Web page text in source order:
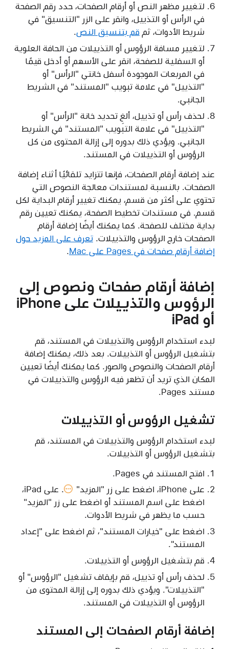
لتغيير مظهر النص أو أرقام الصفحات، حدد رقم الصفحة
في الرأس أو التذييل، وانقر على الزر "التنسيق" في
شريط الأدوات، ثم قم بتنسيق النص.
لتغيير مسافة الرؤوس أو التذييلات من الحافة العلوية
أو السفلية للصفحة، انقر على الأسهم أو أدخل قيمًا
في المربعات الموجودة أسفل خانتي "الرأس" أو
"التذييل" في علامة تبويب "المستند" في الشريط
الجانبي.
لحذف رأس أو تذييل، ألغِ تحديد خانة "الرأس" أو
"التذييل" في علامة التبويب "المستند" في الشريط
الجانبي. ويؤدي ذلك بدوره إلى إزالة المحتوى من كل
الرؤوس أو التذييلات في المستند.
عند إضافة أرقام الصفحات، فإنها تتزايد تلقائيًا أثناء إضافة
الصفحات. بالنسبة لمستندات معالجة النصوص التي
تحتوي على أكثر من قسم، يمكنك تغيير أرقام البداية لكل
قسم. في مستندات تخطيط الصفحة، يمكنك تعيين رقم
بداية مختلف للصفحة. كما يمكنك أيضًا إضافة أرقام
الصفحات خارج الرؤوس والتذييلات. تعرف على المزيد حول
إضافة أرقام صفحات في Pages على Mac
.
إضافة أرقام صفحات ونصوص إلى
الرؤوس والتذييلات على iPhone
أو iPad
لبدء استخدام الرؤوس والتذييلات في المستند، قم
بتشغيل الرؤوس أو التذييلات. بعد ذلك، يمكنك إضافة
أرقام الصفحات والنصوص والصور. كما يمكنك أيضًا تعيين
المكان الذي تريد أن تظهر فيه الرؤوس والتذييلات في
مستند Pages.
تشغيل الرؤوس أو التذييلات
لبدء استخدام الرؤوس والتذييلات في المستند، قم
بتشغيل الرؤوس أو التذييلات.
افتح المستند في Pages.
على iPhone، اضغط على
زر "المزيد"
. على iPad،
اضغط على اسم المستند أو اضغط على زر "المزيد"
حسب ما يظهر في شريط الأدوات.
اضغط على "خيارات المستند"، ثم اضغط على "إعداد
المستند".
قم بتشغيل الرؤوس أو التذييلات.
لحذف رأس أو تذييل، قم بإيقاف تشغيل "الرؤوس" أو
"التذييلات". ويؤدي ذلك بدوره إلى إزالة المحتوى من
الرؤوس أو التذييلات في المستند.
إضافة أرقام الصفحات إلى المستند